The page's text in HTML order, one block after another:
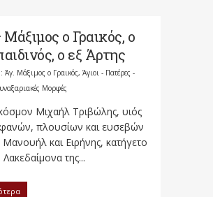
Μάξιμος ο Γραικός, ο
ο εξ Άρτης
Άγ. Μάξιμος ο Γραικός, Άγιοι - Πατέρες -
Μορφές
Μιχαήλ Τριβώλης, υιός
πλουσίων και ευσεβών
και Ειρήνης, κατήγετο
της...